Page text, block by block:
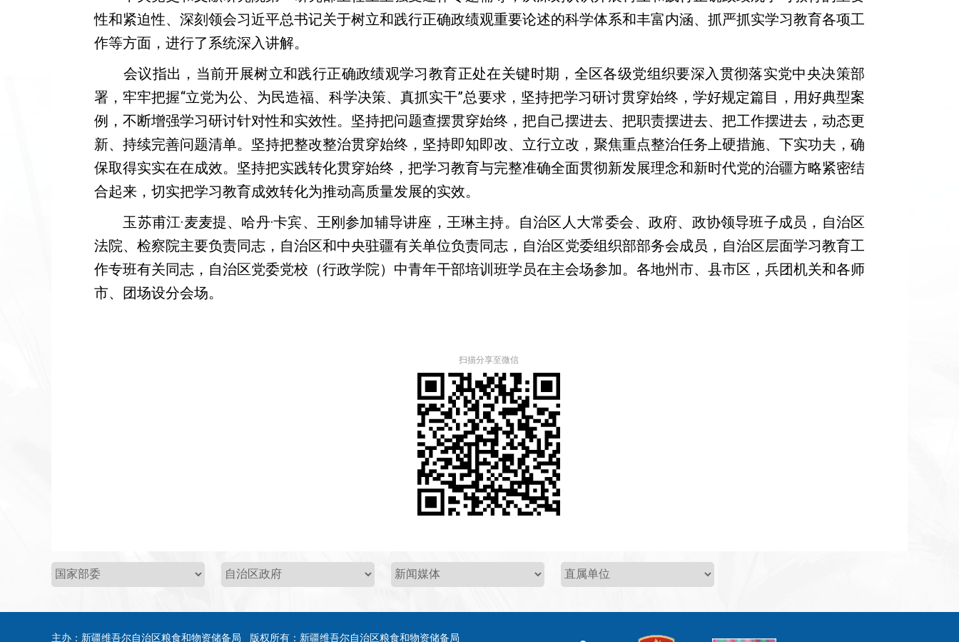
性和紧迫性、深刻领会习近平总书记关于树立和践行正确政绩观重要论述的科学体系和丰富内涵、抓严抓实学习教育各项工
作等方面，进行了系统深入讲解。
会议指出，当前开展树立和践行正确政绩观学习教育正处在关键时期，全区各级党组织要深入贯彻落实党中央决策部
署，牢牢把握“立党为公、为民造福、科学决策、真抓实干”总要求，坚持把学习研讨贯穿始终，学好规定篇目，用好典型案
例，不断增强学习研讨针对性和实效性。坚持把问题查摆贯穿始终，把自己摆进去、把职责摆进去、把工作摆进去，动态更
新、持续完善问题清单。坚持把整改整治贯穿始终，坚持即知即改、立行立改，聚焦重点整治任务上硬措施、下实功夫，确
保取得实实在在成效。坚持把实践转化贯穿始终，把学习教育与完整准确全面贯彻新发展理念和新时代党的治疆方略紧密结
合起来，切实把学习教育成效转化为推动高质量发展的实效。
玉苏甫江·麦麦提、哈丹·卡宾、王刚参加辅导讲座，王琳主持。自治区人大常委会、政府、政协领导班子成员，自治区
法院、检察院主要负责同志，自治区和中央驻疆有关单位负责同志，自治区党委组织部部务会成员，自治区层面学习教育工
作专班有关同志，自治区党委党校（行政学院）中青年干部培训班学员在主会场参加。各地州市、县市区，兵团机关和各师
市、团场设分会场。
扫描分享至微信
主办：新疆维吾尔自治区粮食和物资储备局 版权所有：新疆维吾尔自治区粮食和物资储备局